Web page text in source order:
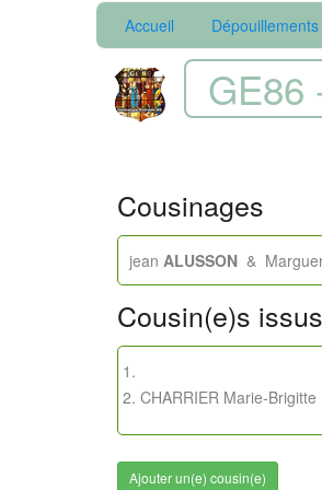
Accueil Dépouillements
GE86
Cousinages
jean ALUSSON &
Cousin(e)s
CHARRIER Marie-Brigitte
Ajouter un(e) cousin(e)